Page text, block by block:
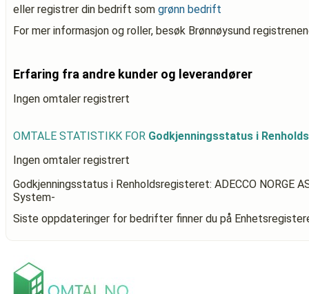
eller registrer din bedrift som grønn bedrift
For mer informasjon og roller, besøk Brønnøysund
Erfaring fra andre kunder og leverandører
Ingen omtaler registrert
OMTALE STATISTIKK FOR Godkjenningsstatus i
Ingen omtaler registrert
Godkjenningsstatus i Renholdsregisteret: ADECCO NORGE
System-
Siste oppdateringer for bedrifter finner du på